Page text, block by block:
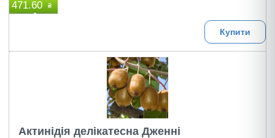
471.60 ₴
Купити
Актинідія делікатесна Дженні